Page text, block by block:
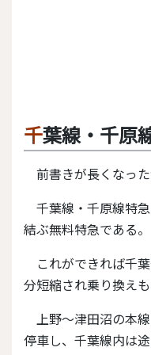
千葉線・千
前書きが長くなっ
千葉線・千原線特急というのは、ちはら台～上野を
結ぶ無料特急である。
これができれば千葉やちはら台から上野までが約10
分短縮され乗り換えも
上野～津田沼の本線区間は本線特急と同じ停車駅に
停車し、千葉線内は